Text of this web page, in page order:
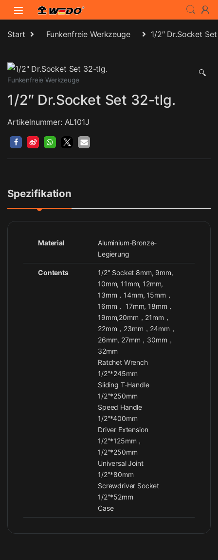
Skip to navigation
Skip to content
Start Funkenfreie Werkzeuge 1/2″ Dr.Socket
🔍
Funkenfreie Werkzeuge
1/2″ Dr.Socket Set 32-tlg.
Artikelnummer: AL101J
Spezifikation
Material
Aluminium-Bronze-
Legierung
Contents
1/2" Socket 8mm, 9mm,
10mm, 11mm, 12mm,
13mm，14mm, 15mm，
16mm， 17mm, 18mm，
19mm,20mm，21mm，
22mm，23mm，24mm，
26mm, 27mm，30mm，
32mm
Ratchet Wrench
1/2"*245mm
Sliding T-Handle
1/2"*250mm
Speed Handle
1/2"*400mm
Driver Extension
1/2"*125mm，
1/2"*250mm
Universal Joint
1/2"*80mm
Screwdriver Socket
1/2"*52mm
Case